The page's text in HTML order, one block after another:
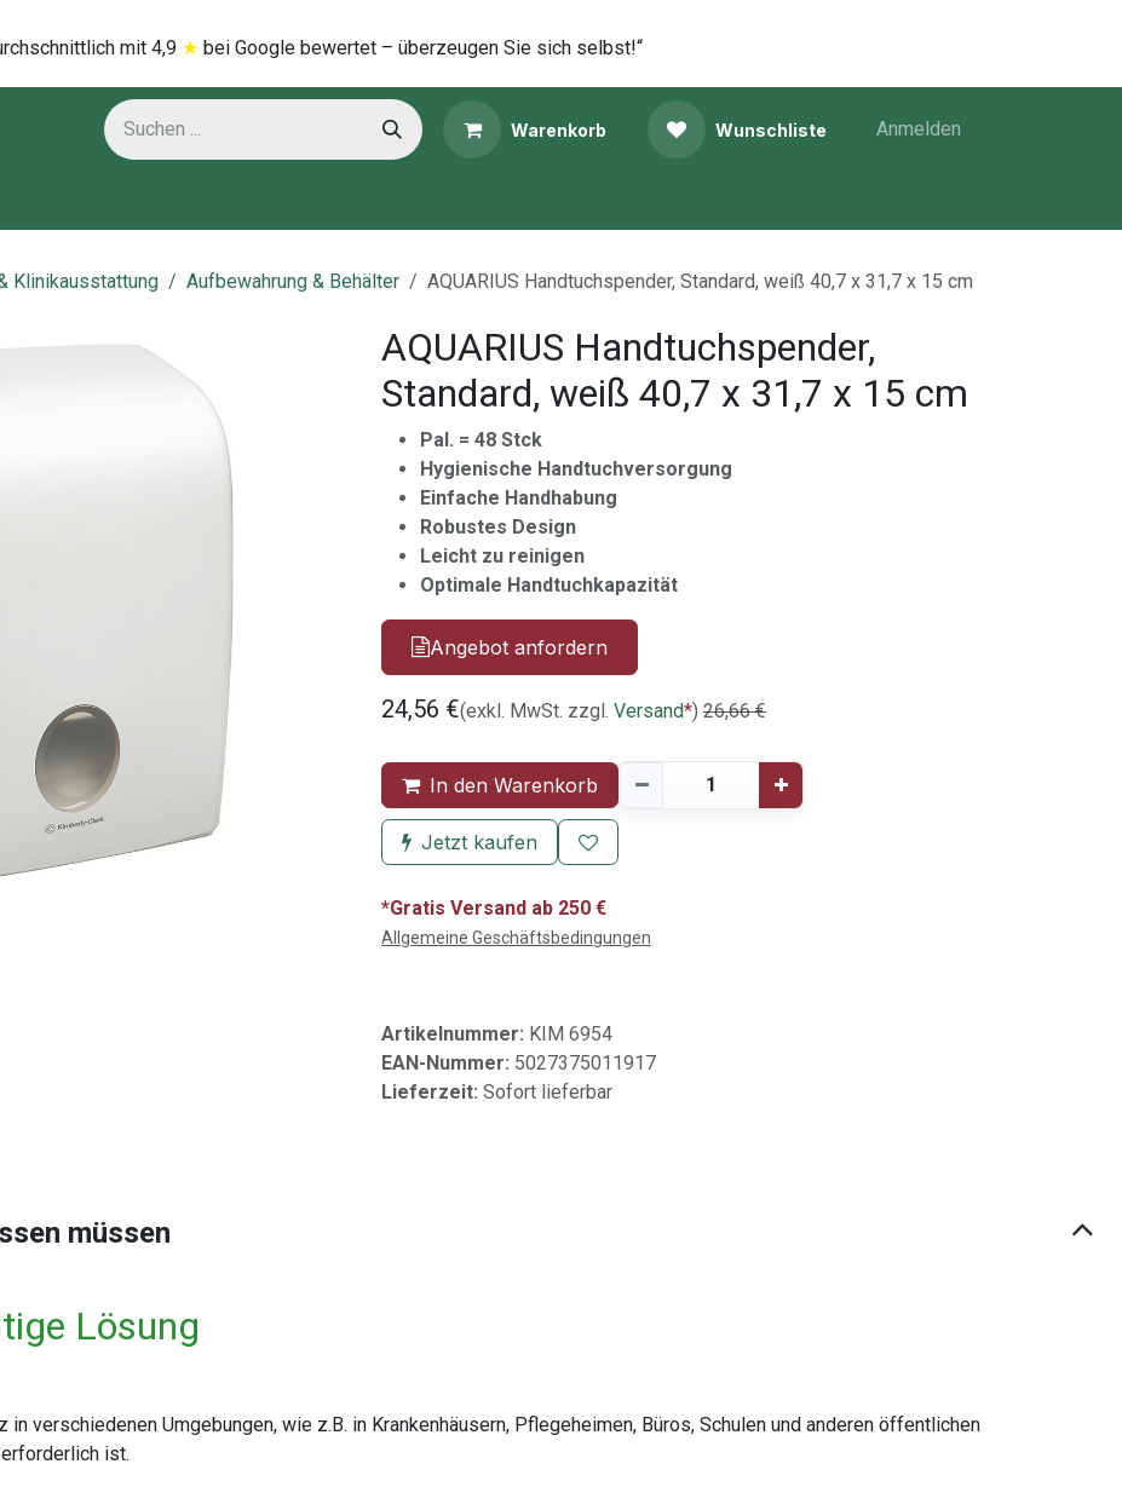
mi​t 4,9 ★ bei Google bewertet – überzeugen Sie sich selbst!“
Warenkorb Wunschliste Anmelden
Klinikausstattung Aufbewahrung & Behälter AQUARIUS Handtuchspender, Standard, weiß 40,7 x 31,7 x 15 cm
AQUARIUS Handtuchspender,
Standard, weiß 40,7 x 31,7 x 15 cm
Pal. = 48 Stck
Hygienische Handtuchversorgung
Einfache Handhabung
Robustes Design
Leicht zu reinigen
Optimale Handtuchkapazität
Angebot anfordern
24,56 €(exkl. MwSt. zzgl. Versand*) 26,66€
In den Warenkorb
Jetzt kaufen
*Gratis Versand ab 250 €
Allgemeine Geschäftsbedingungen
Artikelnummer: KIM 6954
EAN-Nummer: 5027375011917
Lieferzeit: Sofort lieferbar
müssen
Lösung
verschiedenen Umgebungen, wie z.B. in Krankenhäusern, Pflegeheimen, Büros, Schulen und anderen öffentlichen
ist.